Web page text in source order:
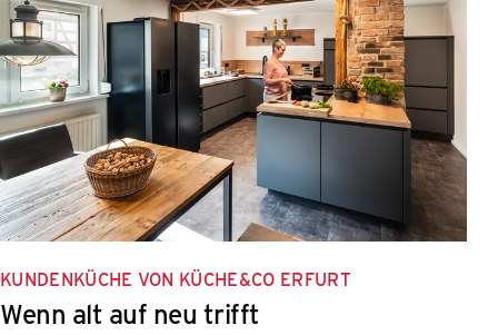
KUNDENKÜCHE VON KÜCHE&CO ERFURT
Wenn alt auf neu trifft